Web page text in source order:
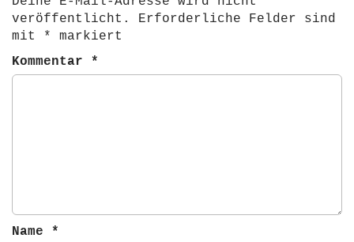
a
v
i
g
veröffentlicht.
Erforderliche Felder sind
mit
*
markiert
Kommentar *
Name *